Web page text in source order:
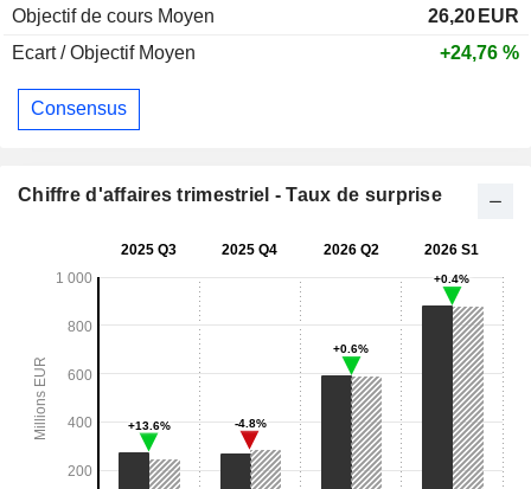
Objectif de cours Moyen
26,20 EUR
Ecart / Objectif Moyen
+24,76 %
Consensus
Chiffre d'affaires trimestriel - Taux de surprise